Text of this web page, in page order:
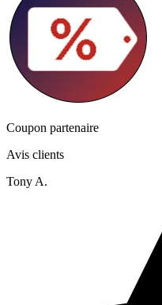
Coupon partenaire
Avis clients
Tony A.